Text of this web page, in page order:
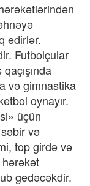
edirlər.
Futbolçular
və gimnastika
oynayır.
üçün
və
top girdə və
hərəkət
gedəcəkdir.